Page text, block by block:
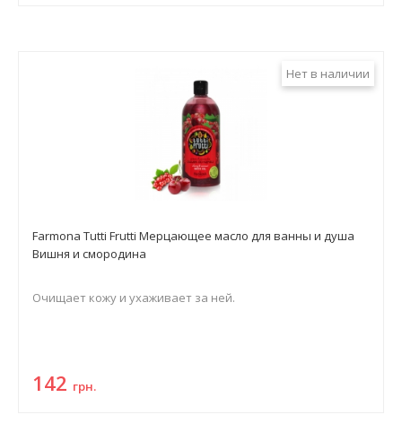
Нет в наличии
Farmona Tutti Frutti Мерцающее масло для ванны и душа
Вишня и смородина
Очищает кожу и ухаживает за ней.
142 грн.